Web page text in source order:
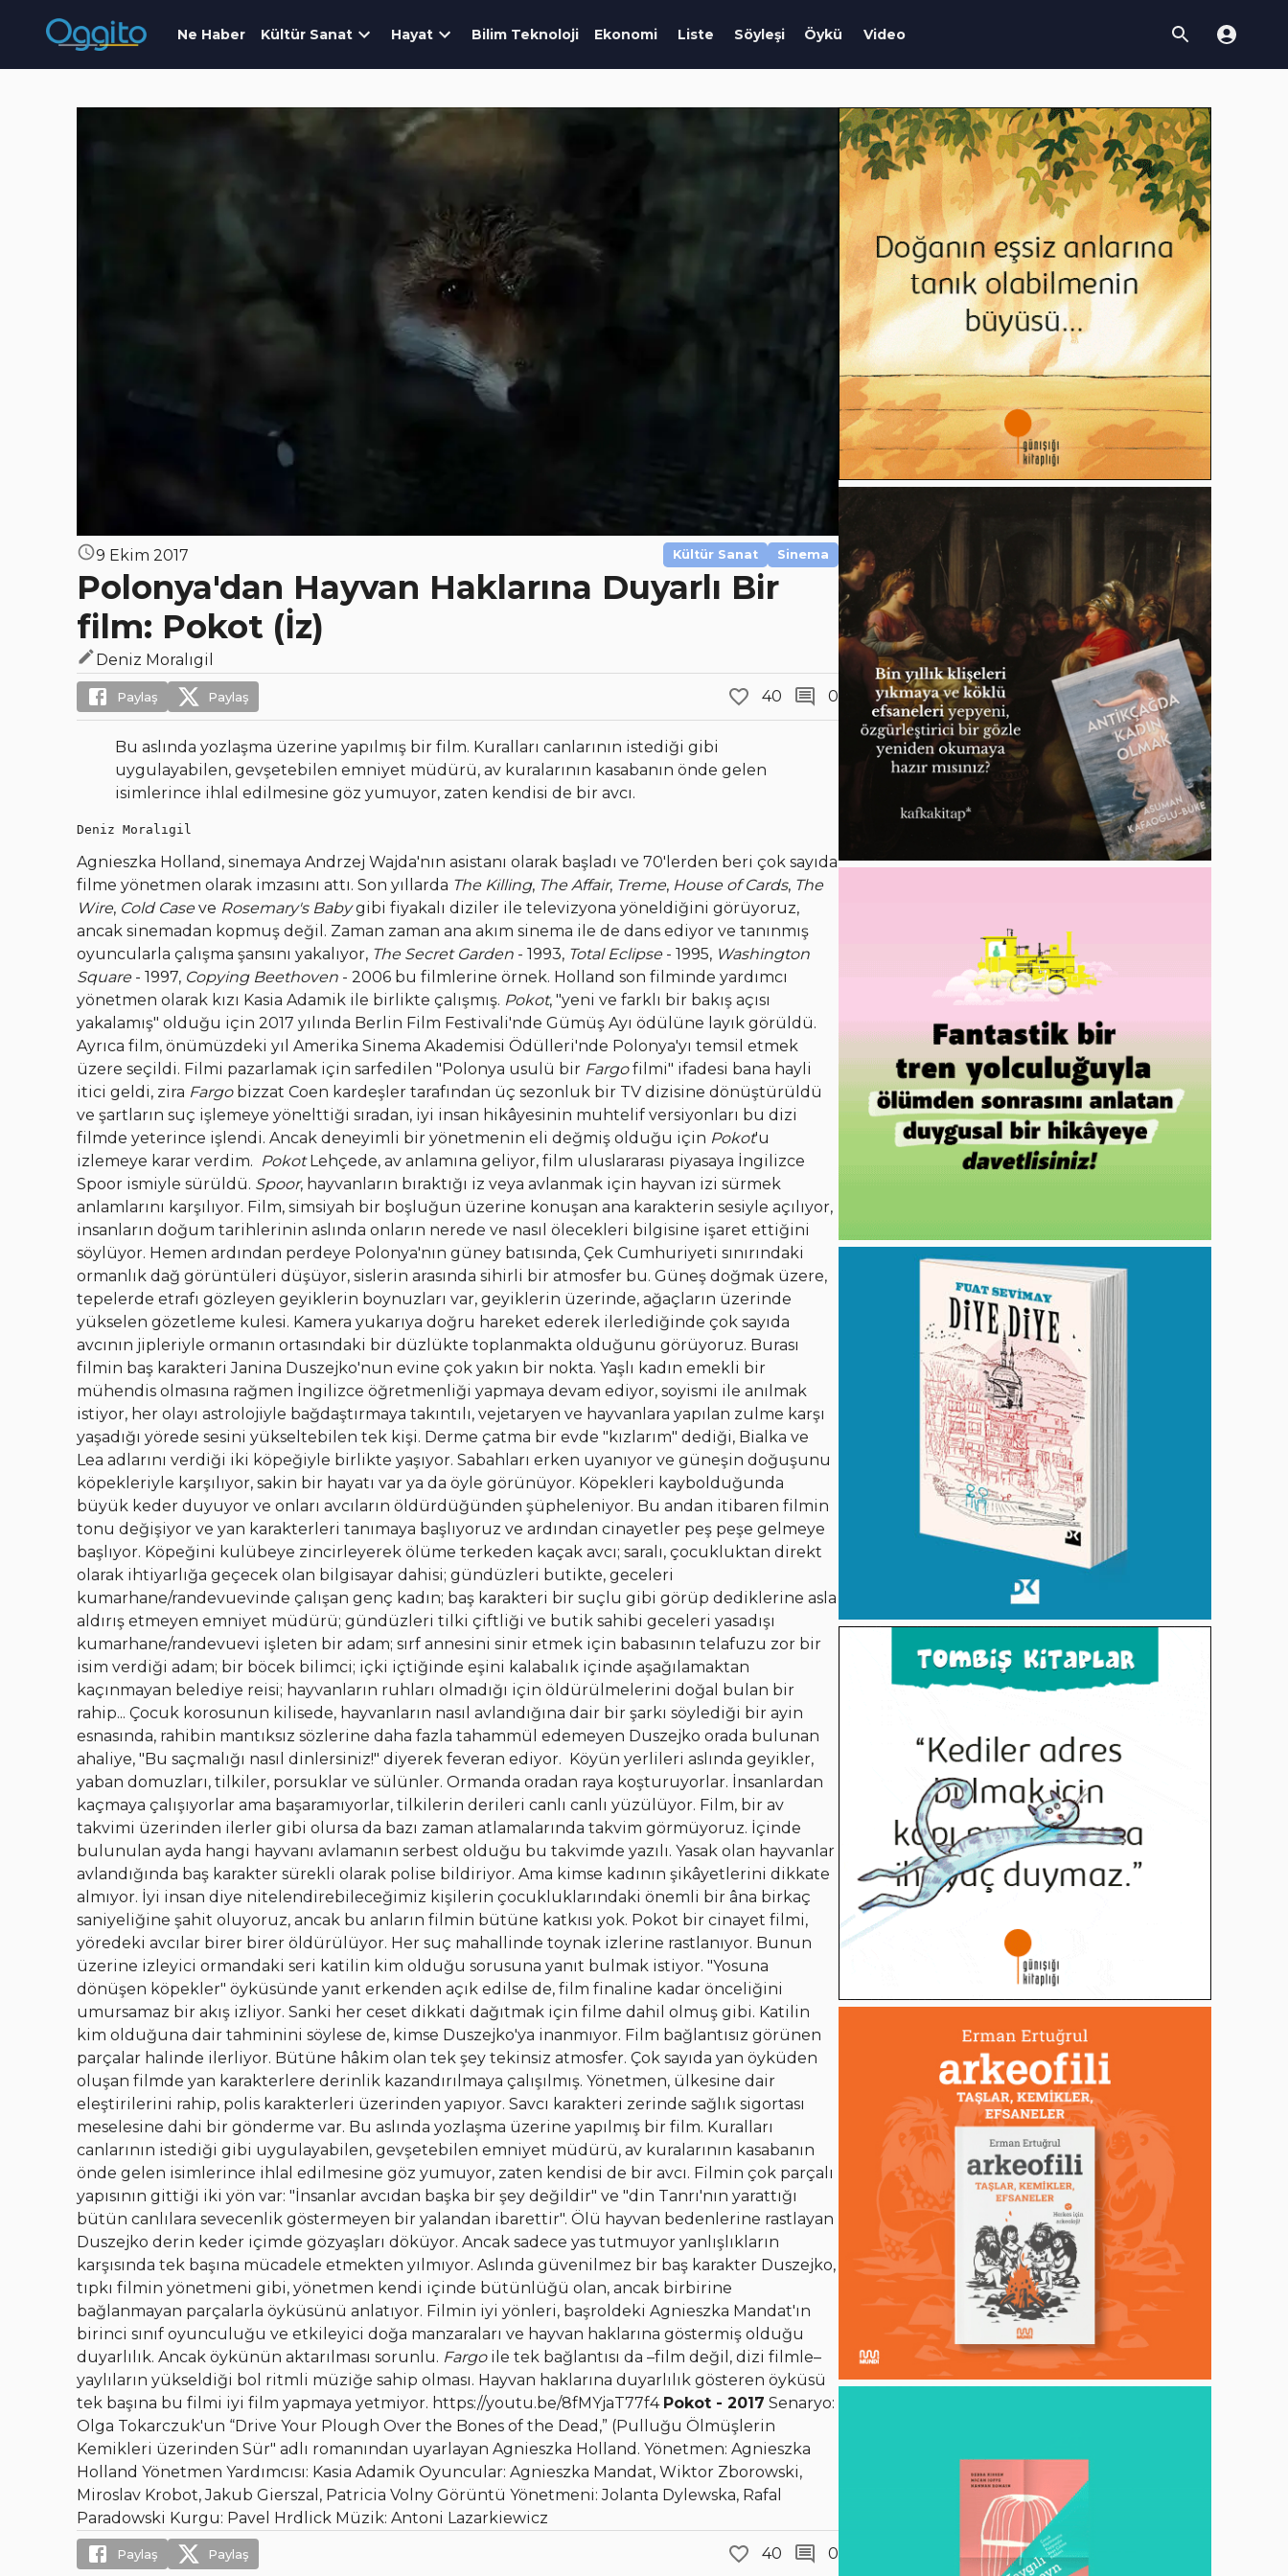
Ne Haber Kültür Sanat Hayat Bilim Teknoloji Ekonomi Liste Söyleşi Öykü Video
9 Ekim 2017 Kültür Sanat Sinema
Polonya'dan Hayvan Haklarına Duyarlı Bir
film: Pokot (İz)
Deniz Moralıgil
Paylaş Paylaş 40 0
Bu aslında yozlaşma üzerine yapılmış bir film. Kuralları canlarının istediği gibi
uygulayabilen, gevşetebilen emniyet müdürü, av kuralarının kasabanın önde gelen
isimlerince ihlal edilmesine göz yumuyor, zaten kendisi de bir avcı.
Deniz Moralıgil
Agnieszka Holland, sinemaya Andrzej Wajda'nın asistanı olarak başladı ve 70'lerden beri çok sayıda
filme yönetmen olarak imzasını attı. Son yıllarda The Killing, The Affair, Treme, House of Cards, The
Wire, Cold Caseve Rosemary's Babygibi fiyakalı diziler ile televizyona yöneldiğini görüyoruz,
ancak sinemadan kopmuş değil. Zaman zaman ana akım sinema ile de dans ediyor ve tanınmış
oyuncularla çalışma şansını yakalıyor, The Secret Garden - 1993, Total Eclipse- 1995, Washington
Square- 1997, Copying Beethoven - 2006 bu filmlerine örnek. Holland son filminde yardımcı
yönetmen olarak kızı Kasia Adamik ile birlikte çalışmış. Pokot, "yeni ve farklı bir bakış açısı
yakalamış" olduğu için 2017 yılında Berlin Film Festivali'nde Gümüş Ayı ödülüne layık görüldü.
Ayrıca film, önümüzdeki yıl Amerika Sinema Akademisi Ödülleri'nde Polonya'yı temsil etmek
üzere seçildi. Filmi pazarlamak için sarfedilen "Polonya usulü bir Fargofilmi" ifadesi bana hayli
itici geldi, zira Fargobizzat Coen kardeşler tarafından üç sezonluk bir TV dizisine dönüştürüldü
ve şartların suç işlemeye yönelttiği sıradan, iyi insan hikâyesinin muhtelif versiyonları bu dizi
filmde yeterince işlendi. Ancak deneyimli bir yönetmenin eli değmiş olduğu için Pokot'u
izlemeye karar verdim. PokotLehçede, av anlamına geliyor, film uluslararası piyasaya İngilizce
Spoor ismiyle sürüldü. Spoor, hayvanların bıraktığı iz veya avlanmak için hayvan izi sürmek
anlamlarını karşılıyor. Film, simsiyah bir boşluğun üzerine konuşan ana karakterin sesiyle açılıyor,
insanların doğum tarihlerinin aslında onların nerede ve nasıl ölecekleri bilgisine işaret ettiğini
söylüyor. Hemen ardından perdeye Polonya'nın güney batısında, Çek Cumhuriyeti sınırındaki
ormanlık dağ görüntüleri düşüyor, sislerin arasında sihirli bir atmosfer bu. Güneş doğmak üzere,
tepelerde etrafı gözleyen geyiklerin boynuzları var, geyiklerin üzerinde, ağaçların üzerinde
yükselen gözetleme kulesi. Kamera yukarıya doğru hareket ederek ilerlediğinde çok sayıda
avcının jipleriyle ormanın ortasındaki bir düzlükte toplanmakta olduğunu görüyoruz. Burası
filmin baş karakteri Janina Duszejko'nun evine çok yakın bir nokta. Yaşlı kadın emekli bir
mühendis olmasına rağmen İngilizce öğretmenliği yapmaya devam ediyor, soyismi ile anılmak
istiyor, her olayı astrolojiyle bağdaştırmaya takıntılı, vejetaryen ve hayvanlara yapılan zulme karşı
yaşadığı yörede sesini yükseltebilen tek kişi. Derme çatma bir evde "kızlarım" dediği, Bialka ve
Lea adlarını verdiği iki köpeğiyle birlikte yaşıyor. Sabahları erken uyanıyor ve güneşin doğuşunu
köpekleriyle karşılıyor, sakin bir hayatı var ya da öyle görünüyor. Köpekleri kaybolduğunda
büyük keder duyuyor ve onları avcıların öldürdüğünden şüpheleniyor. Bu andan itibaren filmin
tonu değişiyor ve yan karakterleri tanımaya başlıyoruz ve ardından cinayetler peş peşe gelmeye
başlıyor. Köpeğini kulübeye zincirleyerek ölüme terkeden kaçak avcı; saralı, çocukluktan direkt
olarak ihtiyarlığa geçecek olan bilgisayar dahisi; gündüzleri butikte, geceleri
kumarhane/randevuevinde çalışan genç kadın; baş karakteri bir suçlu gibi görüp dediklerine asla
aldırış etmeyen emniyet müdürü; gündüzleri tilki çiftliği ve butik sahibi geceleri yasadışı
kumarhane/randevuevi işleten bir adam; sırf annesini sinir etmek için babasının telafuzu zor bir
isim verdiği adam; bir böcek bilimci; içki içtiğinde eşini kalabalık içinde aşağılamaktan
kaçınmayan belediye reisi; hayvanların ruhları olmadığı için öldürülmelerini doğal bulan bir
rahip... Çocuk korosunun kilisede, hayvanların nasıl avlandığına dair bir şarkı söylediği bir ayin
esnasında, rahibin mantıksız sözlerine daha fazla tahammül edemeyen Duszejko orada bulunan
ahaliye, "Bu saçmalığı nasıl dinlersiniz!" diyerek feveran ediyor. Köyün yerlileri aslında geyikler,
yaban domuzları, tilkiler, porsuklar ve sülünler. Ormanda oradan raya koşturuyorlar. İnsanlardan
kaçmaya çalışıyorlar ama başaramıyorlar, tilkilerin derileri canlı canlı yüzülüyor. Film, bir av
takvimi üzerinden ilerler gibi olursa da bazı zaman atlamalarında takvim görmüyoruz. İçinde
bulunulan ayda hangi hayvanı avlamanın serbest olduğu bu takvimde yazılı. Yasak olan hayvanlar
avlandığında baş karakter sürekli olarak polise bildiriyor. Ama kimse kadının şikâyetlerini dikkate
almıyor. İyi insan diye nitelendirebileceğimiz kişilerin çocukluklarındaki önemli bir âna birkaç
saniyeliğine şahit oluyoruz, ancak bu anların filmin bütüne katkısı yok. Pokot bir cinayet filmi,
yöredeki avcılar birer birer öldürülüyor. Her suç mahallinde toynak izlerine rastlanıyor. Bunun
üzerine izleyici ormandaki seri katilin kim olduğu sorusuna yanıt bulmak istiyor. "Yosuna
dönüşen köpekler" öyküsünde yanıt erkenden açık edilse de, film finaline kadar önceliğini
umursamaz bir akış izliyor. Sanki her ceset dikkati dağıtmak için filme dahil olmuş gibi. Katilin
kim olduğuna dair tahminini söylese de, kimse Duszejko'ya inanmıyor. Film bağlantısız görünen
parçalar halinde ilerliyor. Bütüne hâkim olan tek şey tekinsiz atmosfer. Çok sayıda yan öyküden
oluşan filmde yan karakterlere derinlik kazandırılmaya çalışılmış. Yönetmen, ülkesine dair
eleştirilerini rahip, polis karakterleri üzerinden yapıyor. Savcı karakteri zerinde sağlık sigortası
meselesine dahi bir gönderme var. Bu aslında yozlaşma üzerine yapılmış bir film. Kuralları
canlarının istediği gibi uygulayabilen, gevşetebilen emniyet müdürü, av kuralarının kasabanın
önde gelen isimlerince ihlal edilmesine göz yumuyor, zaten kendisi de bir avcı. Filmin çok parçalı
yapısının gittiği iki yön var: "İnsanlar avcıdan başka bir şey değildir" ve "din Tanrı'nın yarattığı
bütün canlılara sevecenlik göstermeyen bir yalandan ibarettir". Ölü hayvan bedenlerine rastlayan
Duszejko derin keder içimde gözyaşları döküyor. Ancak sadece yas tutmuyor yanlışlıkların
karşısında tek başına mücadele etmekten yılmıyor. Aslında güvenilmez bir baş karakter Duszejko,
tıpkı filmin yönetmeni gibi, yönetmen kendi içinde bütünlüğü olan, ancak birbirine
bağlanmayan parçalarla öyküsünü anlatıyor. Filmin iyi yönleri, başroldeki Agnieszka Mandat'ın
birinci sınıf oyunculuğu ve etkileyici doğa manzaraları ve hayvan haklarına göstermiş olduğu
duyarlılık. Ancak öykünün aktarılması sorunlu. Fargoile tek bağlantısı da –film değil, dizi filmle–
yaylıların yükseldiği bol ritmli müziğe sahip olması. Hayvan haklarına duyarlılık gösteren öyküsü
tek başına bu filmi iyi film yapmaya yetmiyor. https://youtu.be/8fMYjaT77f4 Pokot - 2017 Senaryo:
Olga Tokarczuk'un “Drive Your Plough Over the Bones of the Dead,” (Pulluğu Ölmüşlerin
Kemikleri üzerinden Sür" adlı romanından uyarlayan Agnieszka Holland. Yönetmen: Agnieszka
Holland Yönetmen Yardımcısı: Kasia Adamik Oyuncular: Agnieszka Mandat, Wiktor Zborowski,
Miroslav Krobot, Jakub Gierszal, Patricia Volny Görüntü Yönetmeni: Jolanta Dylewska, Rafal
Paradowski Kurgu: Pavel Hrdlick Müzik: Antoni Lazarkiewicz
Paylaş Paylaş 40 0